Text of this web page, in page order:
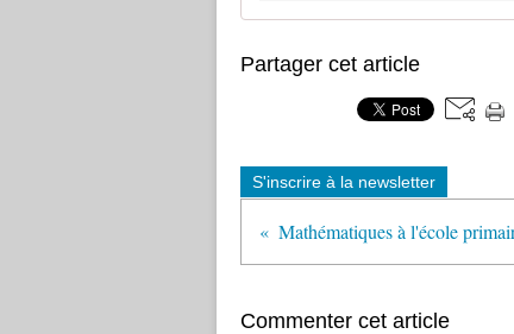
Partager cet article
S'inscrire à la newsletter
Commenter cet article